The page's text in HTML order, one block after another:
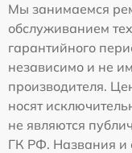
Мы занимаемся
обслуживанием
гарантийного
независимо и не
производителя.
носят
не являются
ГК РФ. Названия и